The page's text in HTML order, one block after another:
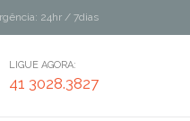
24hr / 7dias
LIGUE AGORA:
41 3028.3827